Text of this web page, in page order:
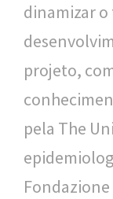
dinamizar
projeto,
pela The
Fondazione